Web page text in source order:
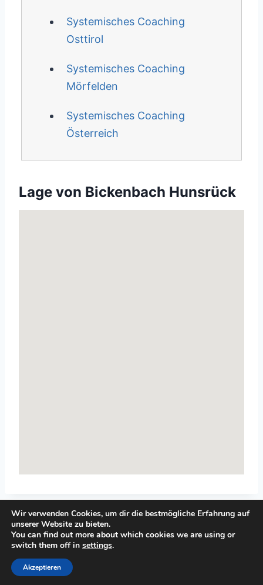
Systemisches Coaching
Osttirol
Systemisches Coaching
Mörfelden
Systemisches Coaching
Österreich
Lage von Bickenbach Hunsrück
© 2026 Top-Systemisches-Coaching.de
Wir verwenden Cookies, um dir die bestmögliche Erfahrung auf
unserer Website zu bieten.
You can find out more about which cookies we are using or
switch them off in settings.
Akzeptieren